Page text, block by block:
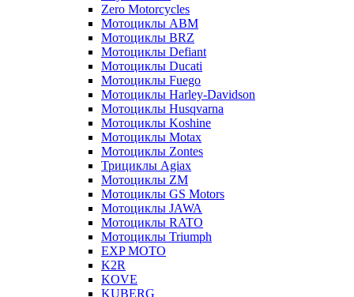
Zero Motorcycles
Мотоциклы ABM
Мотоциклы BRZ
Мотоциклы Defiant
Мотоциклы Ducati
Мотоциклы Fuego
Мотоциклы Harley-Davidson
Мотоциклы Husqvarna
Мотоциклы Koshine
Мотоциклы Motax
Мотоциклы Zontes
Трициклы Agiax
Мотоциклы ZM
Мотоциклы GS Motors
Мотоциклы JAWA
Мотоциклы RATO
Мотоциклы Triumph
EXP MOTO
K2R
KOVE
KUBERG